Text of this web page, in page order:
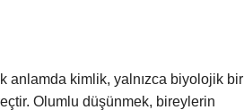
anlamda kimlik, yalnızca biyolojik bir
Olumlu düşünmek, bireylerin